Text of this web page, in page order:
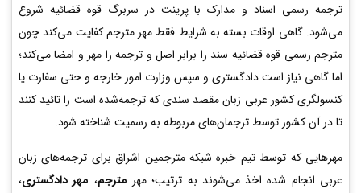
ترجمه رسمی اسناد و مدارک با پرینت در سربرگ قوه قضائیه شروع
می‌شود. گاهی اوقات بسته به شرایط فقط مهر مترجم کفایت می‌کند چون
مترجم رسمی قوه قضائیه سند را برابر اصل و ترجمه را مهر و امضا می‌کند؛
اما گاهی نیاز است دادگستری و سپس وزارت امور خارجه و حتی سفارت یا
کنسولگری کشور عربی زبان مقصد سندی که ترجمه‌شده است را تائید کنند
تا در آن کشور توسط ترجمان‌های مربوطه به رسمیت شناخته شود.
مهرهایی که توسط تیم خبره شبکه مترجمین اشراق برای ترجمه‌های زبان
عربی انجام شده اخذ می‌شوند به ترتیب؛ مهر مترجم، مهر دادگستری،